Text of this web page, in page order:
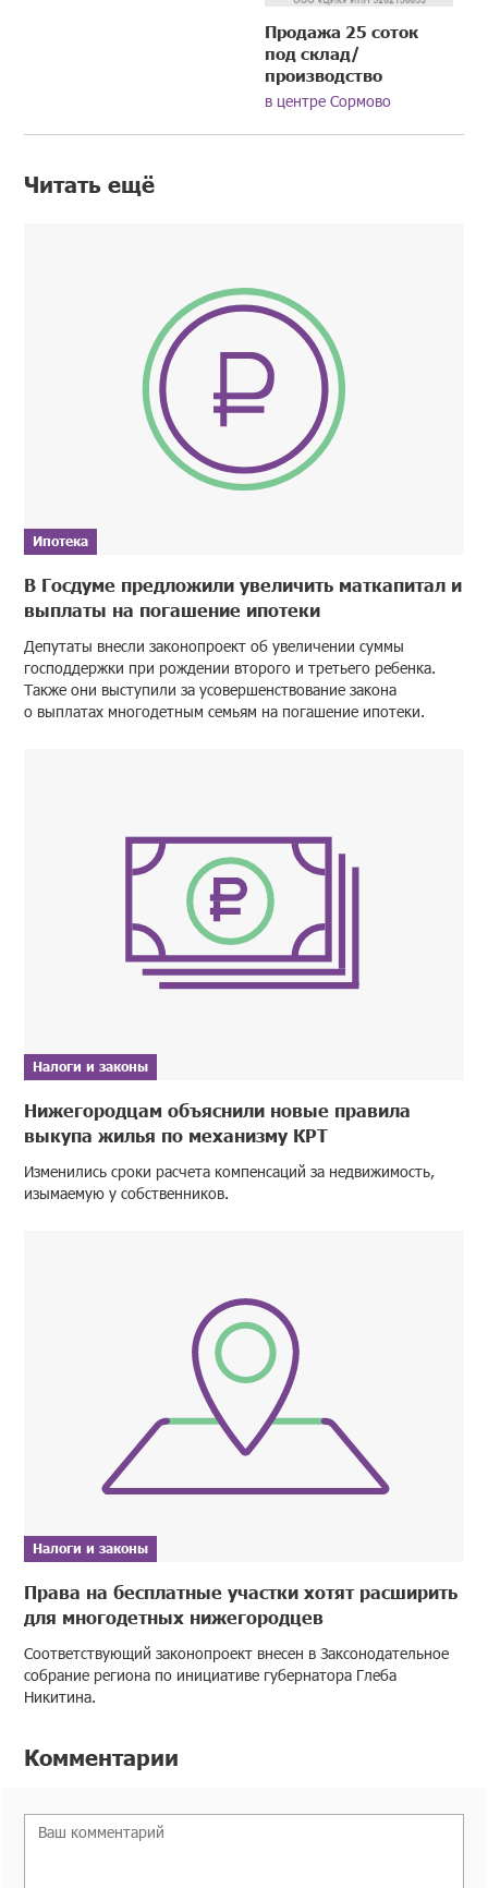
Продажа 25 соток
под склад/
производство
в центре Сормово
Читать ещё
Ипотека
В Госдуме предложили увеличить маткапитал и
выплаты на погашение ипотеки
Депутаты внесли законопроект об увеличении суммы
господдержки при рождении второго и третьего ребенка.
Также они выступили за усовершенствование закона
о выплатах многодетным семьям на погашение ипотеки.
Налоги и законы
Нижегородцам объяснили новые правила
выкупа жилья по механизму КРТ
Изменились сроки расчета компенсаций за недвижимость,
изымаемую у собственников.
Налоги и законы
Права на бесплатные участки хотят расширить
для многодетных нижегородцев
Соответствующий законопроект внесен в Заксонодательное
собрание региона по инициативе губернатора Глеба
Никитина.
Комментарии